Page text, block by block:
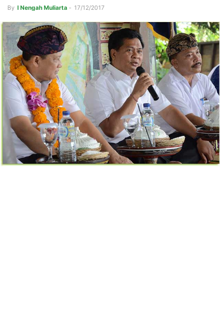
By I Nengah Muliarta - 17/12/2017